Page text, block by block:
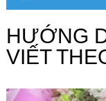
HƯỚNG
VIẾT